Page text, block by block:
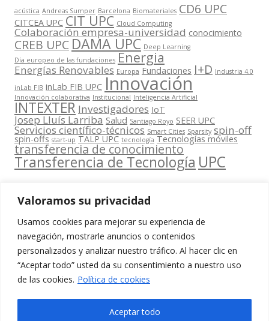
Valoramos su privacidad
Usamos cookies para mejorar su experiencia de
navegación, mostrarle anuncios o contenidos
personalizados y analizar nuestro tráfico. Al hacer clic en
“Aceptar todo” usted da su consentimiento a nuestro uso
de las cookies. Política de cookies
Aceptar todo
acústica Andreas Sumper Barcelona Biomateriales CD6 UPC
CITCEA UPC CIT UPC Cloud Computing
Colaboración empresa-universidad conocimiento
CREB UPCDAMA UPC Deep Learning
Día europeo de las fundaciones Energia
Energías Renovables Europa Fundaciones I+D Industria 4.0
inLab FIB inLab FIB UPC Innovación
Innovación colaborativa Institucional Inteligencia Artificial
INTEXTER Investigadores IoT
Josep Lluís Larriba Salud Santiago Royo SEER UPC
Servicios científico-técnicos Smart Cities Sparsity spin-off
spin-offs start-up TALP UPC tecnología Tecnologías móviles
transferencia de conocimiento
Transferencia de Tecnología UPC
Contacta
amb
nosaltres
Edifici
www.cit.upc.edu
+34 93 405 44
Segueix-nos